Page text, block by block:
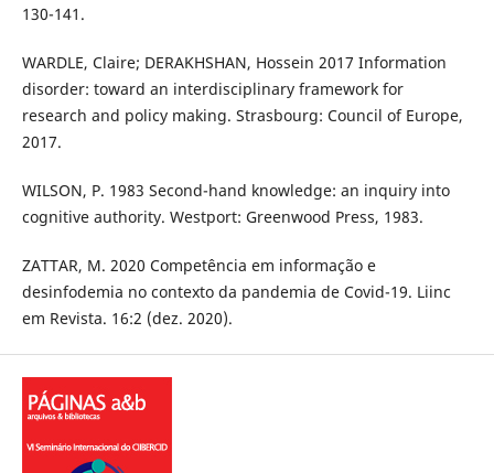
130-141.
WARDLE, Claire; DERAKHSHAN, Hossein 2017 Information
disorder: toward an interdisciplinary framework for
research and policy making. Strasbourg: Council of Europe,
2017.
WILSON, P. 1983 Second-hand knowledge: an inquiry into
cognitive authority. Westport: Greenwood Press, 1983.
ZATTAR, M. 2020 Competência em informação e
desinfodemia no contexto da pandemia de Covid-19. Liinc
em Revista. 16:2 (dez. 2020).